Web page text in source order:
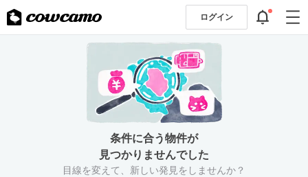
ログイン
条件に合う物件が
見つかりませんでした
目線を変えて、新しい発見をしませんか？